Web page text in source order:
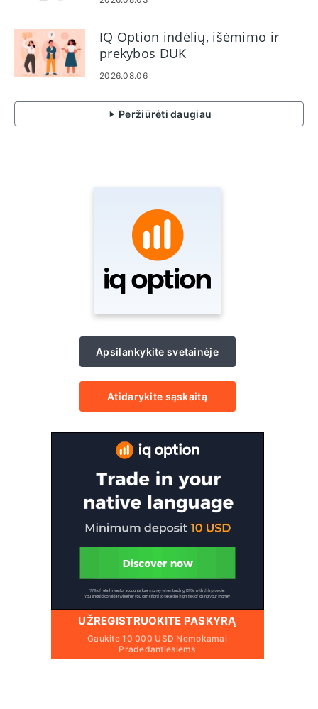
IQ Option indėlių, išėmimo ir
prekybos DUK
2026.08.06
Peržiūrėti daugiau
Apsilankykite svetainėje
Atidarykite sąskaitą
UŽREGISTRUOKITE PASKYRĄ
Gaukite 10 000 USD Nemokamai
Pradedantiesiems